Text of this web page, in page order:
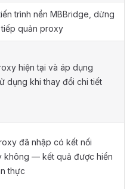
trình nền MBBridge, dừng
quản proxy
hiện tại và áp dụng
dụng khi thay đổi chi tiết
đã nhập có kết nối
không — kết quả được hiển
thực